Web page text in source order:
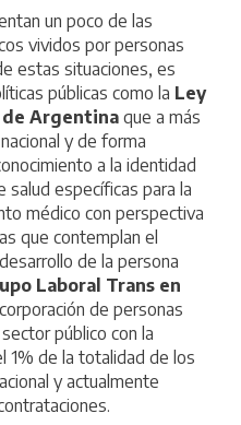
un poco de las
vividos por personas
estas situaciones, es
públicas como la Ley
Argentina que a más
y de forma
a la identidad
salud específicas para la
médico con perspectiva
que contemplan el
de la persona
Laboral Trans en
de personas
público con la
1% de la totalidad de los
y actualmente